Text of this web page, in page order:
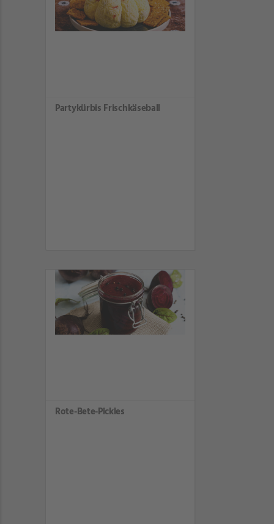
Partykürbis Frischkäseball
Rote-Bete-Pickles